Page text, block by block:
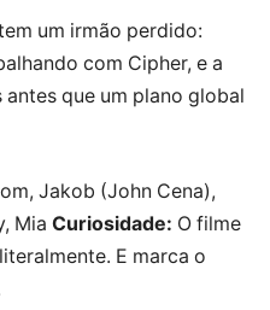
um irmão perdido:
com Cipher, e a
que um plano global
Jakob (John Cena),
Mia Curiosidade: O filme
E marca o